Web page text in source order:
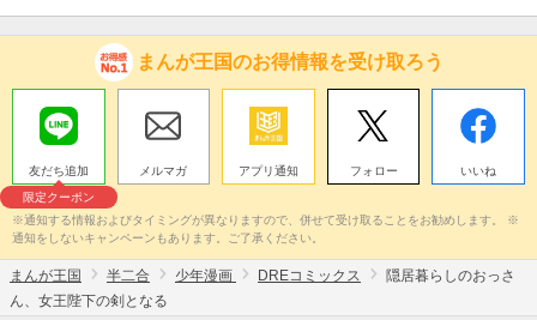
まんが王国のお得情報を受け取ろう
友だち追加
限定クーポン
メルマガ アプリ通知 フォロー いいね
※通知する情報およびタイミングが異なりますので、併せて受け取ることをお勧めします。 ※
通知をしないキャンペーンもあります。ご了承ください。
まんが王国 半二合 少年漫画 DREコミックス
隠居暮らしのおっさ
ん、女王陛下の剣となる